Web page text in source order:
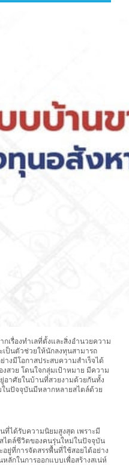
เรื่องทำเลที่ตั้งและสิ่งอำนวยความ
เป็นตัวช่วยให้นักลงทุนสามารถ
งมีโอกาสประสบความสำเร็จได้
สวย โดนใจกลุ่มเป้าหมาย มีความ
อาศัยในบ้านที่สวยงามด้วยกันทั้ง
นปัจจุบันมีหลากหลายสไตล์ด้วย
ที่ได้รับความนิยมสูงสุด เพราะมี
ไตล์ชีวิตของคนรุ่นใหม่ในปัจจุบัน
ยู่ที่การจัดสรรพื้นที่ใช้สอยได้อย่าง
ลักในการออกแบบเพื่อสร้างสเน่ห์